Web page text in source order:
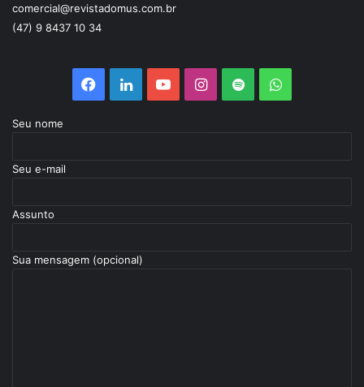
comercial@revistadomus.com.br
(47) 9 8437 10 34
Seu nome
Seu e-mail
Assunto
Sua mensagem (opcional)